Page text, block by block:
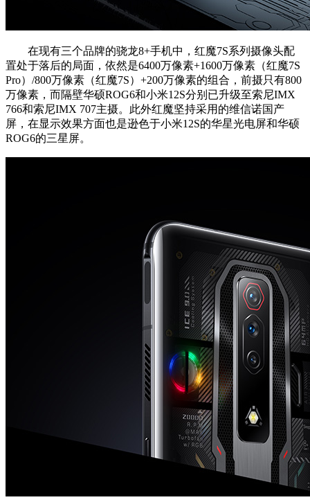
在现有三个品牌的骁龙8+手机中，红魔7S系列摄像头配
置处于落后的局面，依然是6400万像素+1600万像素（红魔7S
Pro）/800万像素（红魔7S）+200万像素的组合，前摄只有800
万像素，而隔壁华硕ROG6和小米12S分别已升级至索尼IMX
766和索尼IMX 707主摄。此外红魔坚持采用的维信诺国产
屏，在显示效果方面也是逊色于小米12S的华星光电屏和华硕
ROG6的三星屏。